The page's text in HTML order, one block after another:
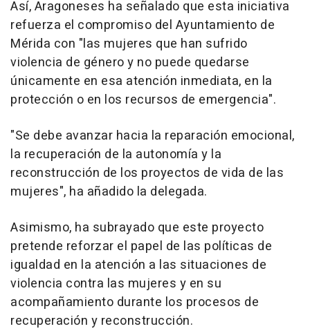
Así, Aragoneses ha señalado que esta iniciativa
refuerza el compromiso del Ayuntamiento de
Mérida con "las mujeres que han sufrido
violencia de género y no puede quedarse
únicamente en esa atención inmediata, en la
protección o en los recursos de emergencia".
"Se debe avanzar hacia la reparación emocional,
la recuperación de la autonomía y la
reconstrucción de los proyectos de vida de las
mujeres", ha añadido la delegada.
Asimismo, ha subrayado que este proyecto
pretende reforzar el papel de las políticas de
igualdad en la atención a las situaciones de
violencia contra las mujeres y en su
acompañamiento durante los procesos de
recuperación y reconstrucción.